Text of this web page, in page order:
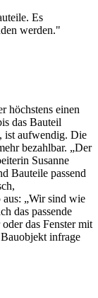
Es
werden.
höchstens einen
das Bauteil
ist aufwendig. Die
bezahlbar. „Der
Susanne
Bauteile passend
aus: „Wir sind wie
das passende
das Fenster mit
infrage